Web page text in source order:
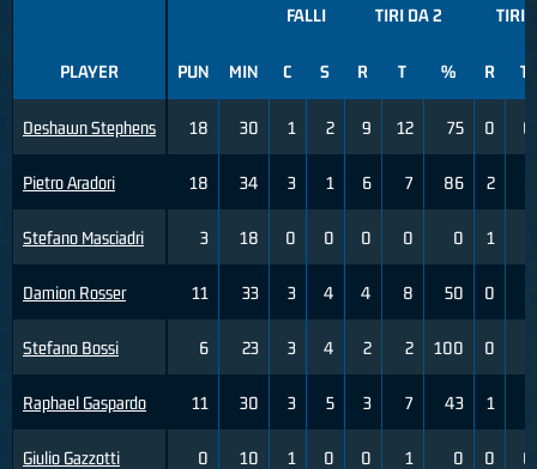
PLAYER
Deshawn Stephens
Pietro Aradori
Stefano Masciadri
Damion Rosser
Stefano Bossi
Raphael Gaspardo
Giulio Gazzotti
FALLI TIRI DA 2 TIRI
PUN MIN C S R T % R T
18 30 1 2 9 12 75 0 0
18 34 3 1 6 7 86 2
3 18 0 0 0 0 0 1
11 33 3 4 4 8 50 0
6 23 3 4 2 2 100 0
11 30 3 5 3 7 43 1
0 10 1 0 0 1 0 0 0